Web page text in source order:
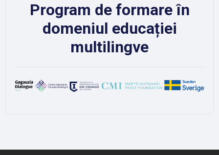
Program de formare în
domeniul educației
multilingve